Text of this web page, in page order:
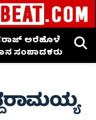
ಅರೆಹೊಳೆ
ಸಂಪಾದಕರು